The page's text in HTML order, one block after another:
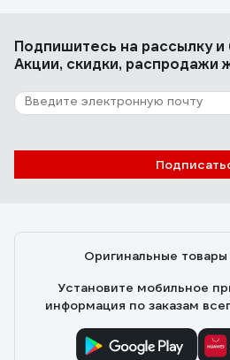
Подпишитесь на рассылкуи
Акции, скидки, распродажи
Оригинальные товары
Установите мобильное
информация по заказам